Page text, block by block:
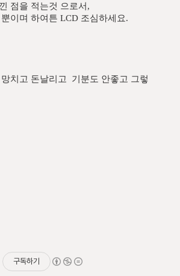
점을 적는것 으로서,
이며 하여튼 LCD 조심하세요.
치고 돈날리고 기분도 안좋고 그렇
구독하기